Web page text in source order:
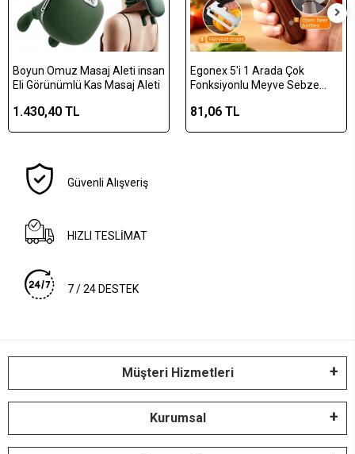
Boyun Omuz Masaj Aleti insan
Eli Görünümlü Kas Masaj Aleti
1.430,40 TL
Egonex 5'i 1 Arada Çok
Fonksiyonlu Meyve Sebze
Şişe Açacağı – Ahşap Saplı
81,06 TL
Güvenli Alışveriş
HIZLI TESLİMAT
7 / 24 DESTEK
Müşteri Hizmetleri
Kurumsal